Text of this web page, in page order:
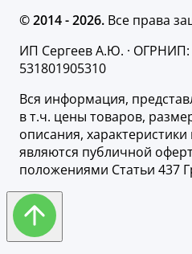
© 2014 - 2026. Все права
ИП Сергеев А.Ю. · ОГРНИП:
531801905310
Вся информация,
в т.ч. цены товаров,
описания,
являются публичной
положениями Статьи 437